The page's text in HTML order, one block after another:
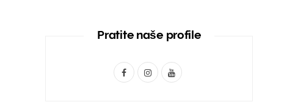
Pratite naše profile
F
I
Y